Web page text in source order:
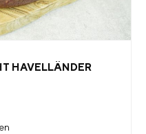
HAVELLÄNDER